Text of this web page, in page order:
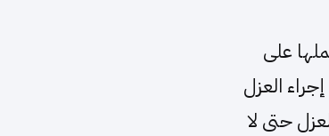
على
العزل
حتى لا